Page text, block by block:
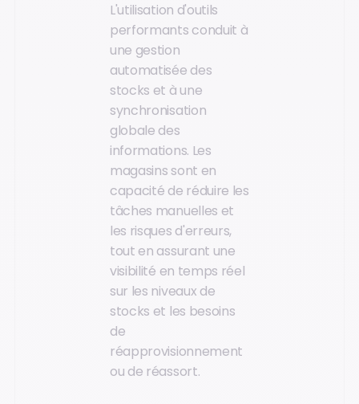
L'utilisation d'outils
performants conduit à
une gestion
automatisée des
stocks et à une
synchronisation
globale des
informations. Les
magasins sont en
capacité de réduire les
tâches manuelles et
les risques d'erreurs,
tout en assurant une
visibilité en temps réel
sur les niveaux de
stocks et les besoins
de
réapprovisionnement
ou de réassort.